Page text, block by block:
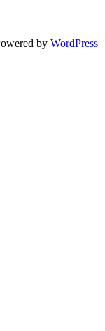
by WordPress